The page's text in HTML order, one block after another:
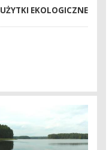
UŻYTKI EKOLOGICZNE